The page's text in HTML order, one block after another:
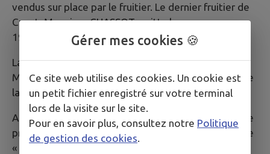
vendus sur place par le fruitier. Le dernier fruitier de
Cuvat, Monsieur CHASSOT, quitta le commune en
1970.
La fruitière de Cuvat ferma ses portes fin 2002.
Monsieur Francis FONTAINE fut le dernier à porter le
lait.
Aujourd’hui, la fruitière hors service a été vendue. Le
produit de la vente a été dévolu à la coopérative de
« Sur l’étang » de Groisy.
Gérer mes cookies 🍪
Ce site web utilise des cookies. Un cookie est
un petit fichier enregistré sur votre terminal
lors de la visite sur le site.
Pour en savoir plus, consultez notre Politique
de gestion des cookies.